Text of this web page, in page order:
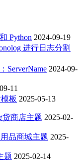
Python 2024-09-19
进行日志分割
ServerName 2024-09-
11
板 2025-05-13
货商店主题 2025-02-
用品商城主题 2025-
题 2025-02-14